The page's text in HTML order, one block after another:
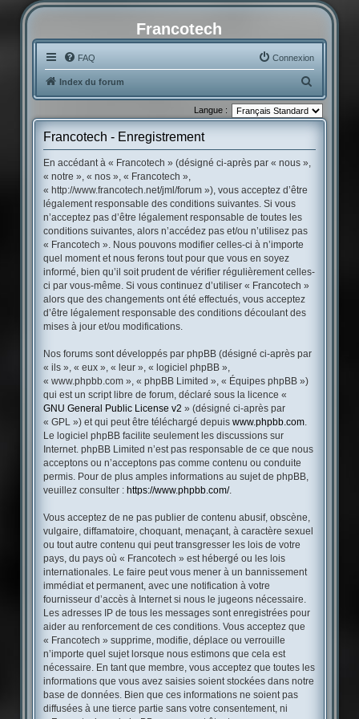
Francotech
FAQ Connexion
Index du forum
e
c
Langue :
Francotech - Enregistrement
En accédant à « Francotech » (désigné ci-après par « nous »,
« notre », « nos », « Francotech »,
« http://www.francotech.net/jml/forum »), vous acceptez d’être
légalement responsable des conditions suivantes. Si vous
n’acceptez pas d’être légalement responsable de toutes les
conditions suivantes, alors n’accédez pas et/ou n’utilisez pas
« Francotech ». Nous pouvons modifier celles-ci à n’importe
quel moment et nous ferons tout pour que vous en soyez
informé, bien qu’il soit prudent de vérifier régulièrement celles-
ci par vous-même. Si vous continuez d’utiliser « Francotech »
alors que des changements ont été effectués, vous acceptez
d’être légalement responsable des conditions découlant des
mises à jour et/ou modifications.
Nos forums sont développés par phpBB (désigné ci-après par
« ils », « eux », « leur », « logiciel phpBB »,
« www.phpbb.com », « phpBB Limited », « Équipes phpBB »)
qui est un script libre de forum, déclaré sous la licence «
GNU General Public License v2 » (désigné ci-après par
« GPL ») et qui peut être téléchargé depuis www.phpbb.com.
Le logiciel phpBB facilite seulement les discussions sur
Internet. phpBB Limited n’est pas responsable de ce que nous
acceptons ou n’acceptons pas comme contenu ou conduite
permis. Pour de plus amples informations au sujet de phpBB,
veuillez consulter : https://www.phpbb.com/.
Vous acceptez de ne pas publier de contenu abusif, obscène,
vulgaire, diffamatoire, choquant, menaçant, à caractère sexuel
ou tout autre contenu qui peut transgresser les lois de votre
pays, du pays où « Francotech » est hébergé ou les lois
internationales. Le faire peut vous mener à un bannissement
immédiat et permanent, avec une notification à votre
fournisseur d’accès à Internet si nous le jugeons nécessaire.
Les adresses IP de tous les messages sont enregistrées pour
aider au renforcement de ces conditions. Vous acceptez que
« Francotech » supprime, modifie, déplace ou verrouille
n’importe quel sujet lorsque nous estimons que cela est
nécessaire. En tant que membre, vous acceptez que toutes les
informations que vous avez saisies soient stockées dans notre
base de données. Bien que ces informations ne soient pas
diffusées à une tierce partie sans votre consentement, ni